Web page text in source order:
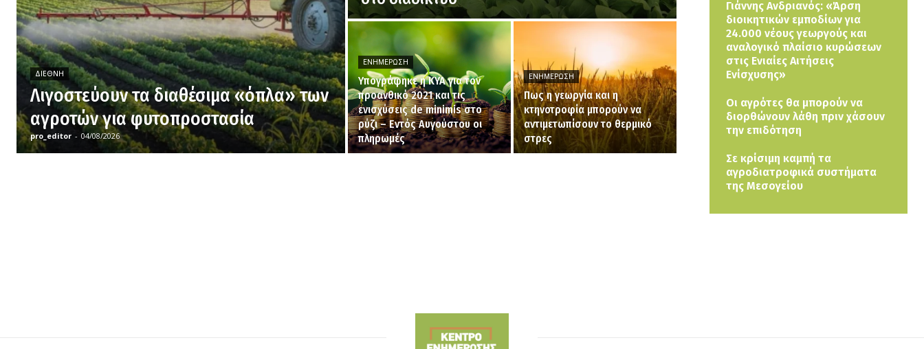
ΔΙΕΘΝΉ
Λιγοστεύουν τα διαθέσιμα «όπλα» των
αγροτών για φυτοπροστασία
pro_editor - 04/08/2026
ΕΝΗΜΈΡΩΣΗ
Υπογράφηκε η ΚΥΑ για τον
προανθικό 2021 και τις
ενισχύσεις de minimis στο
ρύζι – Εντός Αυγούστου οι
πληρωμές
ΕΝΗΜΈΡΩΣΗ
Πως η γεωργία και η
κτηνοτροφία μπορούν να
αντιμετωπίσουν το θερμικό
στρες
Γιάννης Ανδριανός: «Άρση
διοικητικών εμποδίων για
24.000 νέους γεωργούς και
αναλογικό πλαίσιο κυρώσεων
στις Ενιαίες Αιτήσεις
Ενίσχυσης»
Οι αγρότες θα μπορούν να
διορθώνουν λάθη πριν χάσουν
την επιδότηση
Σε κρίσιμη καμπή τα
αγροδιατροφικά συστήματα
της Μεσογείου